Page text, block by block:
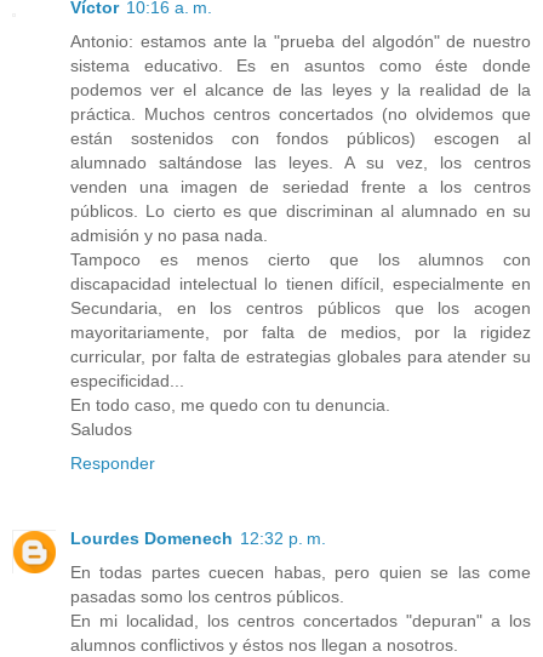
Víctor 10:16 a. m.
Antonio: estamos ante la "prueba del algodón" de nuestro
sistema educativo. Es en asuntos como éste donde
podemos ver el alcance de las leyes y la realidad de la
práctica. Muchos centros concertados (no olvidemos que
están sostenidos con fondos públicos) escogen al
alumnado saltándose las leyes. A su vez, los centros
venden una imagen de seriedad frente a los centros
públicos. Lo cierto es que discriminan al alumnado en su
admisión y no pasa nada.
Tampoco es menos cierto que los alumnos con
discapacidad intelectual lo tienen difícil, especialmente en
Secundaria, en los centros públicos que los acogen
mayoritariamente, por falta de medios, por la rigidez
curricular, por falta de estrategias globales para atender su
especificidad...
En todo caso, me quedo con tu denuncia.
Saludos
Responder
Lourdes Domenech 12:32 p. m.
En todas partes cuecen habas, pero quien se las come
pasadas somo los centros públicos.
En mi localidad, los centros concertados "depuran" a los
alumnos conflictivos y éstos nos llegan a nosotros.